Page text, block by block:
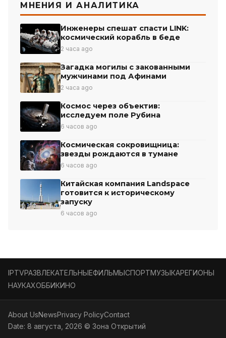
МНЕНИЯ И АНАЛИТИКА
Инженеры спешат спасти LINK:
космический корабль в беде
2 часа ago
Загадка могилы с закованными
мужчинами под Афинами
2 часа ago
Космос через объектив:
исследуем поле Рубина
6 часов ago
Космическая сокровищница:
звезды рождаются в тумане
6 часов ago
Китайская компания Landspace
готовится к историческому
запуску
6 часов ago
IPTVРАЗВЛЕКАТЕЛЬНЫЕФИЛЬМЫСПОРТМУЗЫКАРЕГИОНЫ
НАУКАХОББИКИНО
About UsNewsPrivacy PolicyContact
Date: 8 августа, 2026 © Зона Открытий